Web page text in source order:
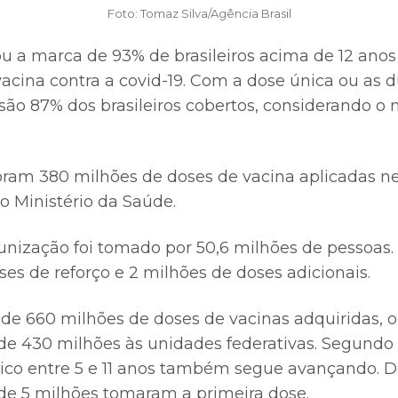
Foto: Tomaz Silva/Agência Brasil
a marca de 93% de brasileiros acima de 12
contra a covid-19. Com a dose única ou as
87% dos brasileiros cobertos, considerando o
380 milhões de doses de vacina aplicadas
Ministério da Saúde.
foi tomado por 50,6 milhões de pessoas.
de reforço e 2 milhões de doses adicionais.
660 milhões de doses de vacinas adquiridas, o
430 milhões às unidades federativas. Segundo
entre 5 e 11 anos também segue avançando.
5 milhões tomaram a primeira dose.